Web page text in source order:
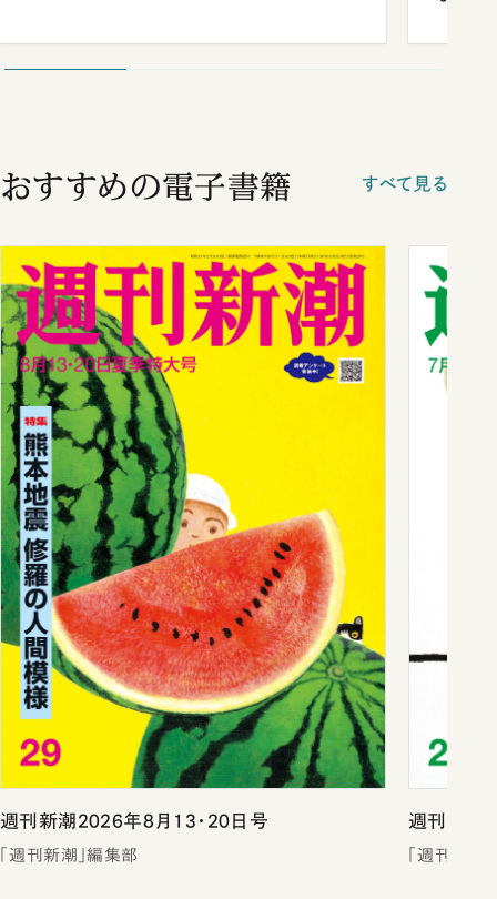
おすすめの電子書籍 すべて見る
週刊新潮2026年8月13・20日号
「週刊新潮」編集部
週刊新潮
「週刊新潮